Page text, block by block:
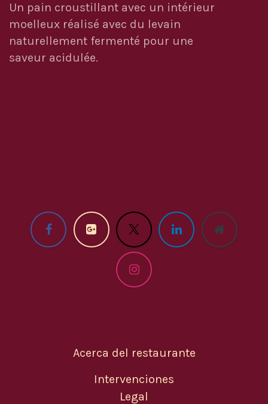
Un pain croustillant avec un intérieur
moelleux réalisé avec du levain
naturellement fermenté pour une
saveur acidulée.
Acerca del restaurante
Intervenciones
Legal